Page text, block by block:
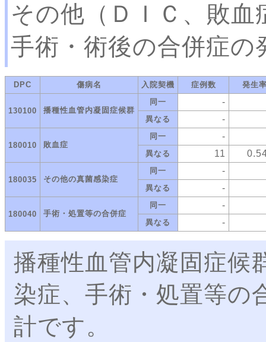
その他（ＤＩＣ、敗
手術・術後の合併症の
DPC 傷病名 入院契機 症例数 発生
130100 播種性血管内凝固症候群
同一 -
異なる -
180010 敗血症
同一 -
異なる 11
180035 その他の真菌感染症
同一 -
異なる -
180040 手術・処置等の合併症
同一 -
異なる -
播種性血管内凝固症候
染症、手術・処置等の
計です。